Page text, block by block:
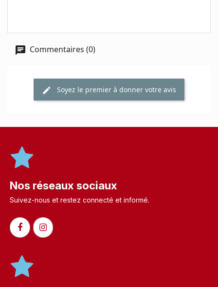
Commentaires (0)
Soyez le premier à donner votre avis
Nos réseaux sociaux
Suivez-nous et restez connecté et informé.​